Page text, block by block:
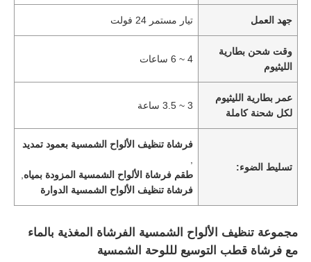
جهد العمل تيار مستمر 24 فولت
وقت شحن بطارية
الليثيوم
4 ~ 6 ساعات
عمر بطارية الليثيوم
لكل شحنة كاملة
3 ~ 3.5 ساعة
تسليط الضوء:
فرشاة تنظيف الألواح الشمسية بعمود تمديد
طقم فرشاة الألواح الشمسية المزودة بمياه
فرشاة تنظيف الألواح الشمسية الدوارة
مجموعة تنظيف الألواح الشمسية الفرشاة المغذية بالماء
مع فرشاة قطب التوسيع لللوحة الشمسية